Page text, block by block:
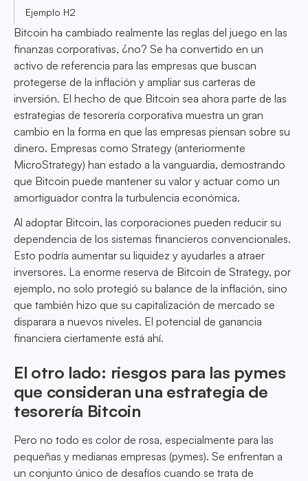
Ejemplo H2
Bitcoin ha cambiado realmente las reglas del juego en las
finanzas corporativas, ¿no? Se ha convertido en un
activo de referencia para las empresas que buscan
protegerse de la inflación y ampliar sus carteras de
inversión. El hecho de que Bitcoin sea ahora parte de las
estrategias de tesorería corporativa muestra un gran
cambio en la forma en que las empresas piensan sobre su
dinero. Empresas como Strategy (anteriormente
MicroStrategy) han estado a la vanguardia, demostrando
que Bitcoin puede mantener su valor y actuar como un
amortiguador contra la turbulencia económica.
Al adoptar Bitcoin, las corporaciones pueden reducir su
dependencia de los sistemas financieros convencionales.
Esto podría aumentar su liquidez y ayudarles a atraer
inversores. La enorme reserva de Bitcoin de Strategy, por
ejemplo, no solo protegió su balance de la inflación, sino
que también hizo que su capitalización de mercado se
disparara a nuevos niveles. El potencial de ganancia
financiera ciertamente está ahí.
El otro lado: riesgos para las pymes
que consideran una estrategia de
tesorería Bitcoin
Pero no todo es color de rosa, especialmente para las
pequeñas y medianas empresas (pymes). Se enfrentan a
un conjunto único de desafíos cuando se trata de